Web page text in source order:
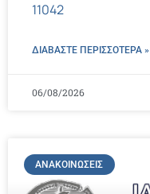
11042
ΔΙΑΒΑΣΤΕ ΠΕΡΙΣΣΌΤΕΡΑ »
06/08/2026
ΑΝΑΚΟΙΝΏΣΕΙΣ